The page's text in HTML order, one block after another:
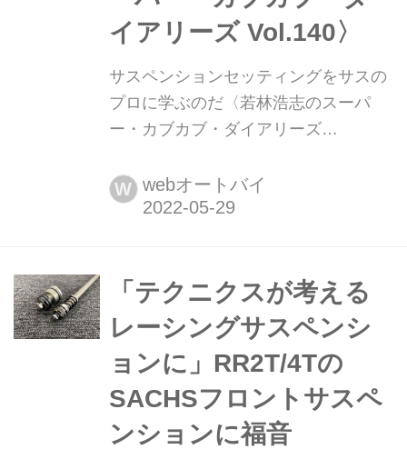
イアリーズ Vol.140〉
サスペンションセッティングをサスの
プロに学ぶのだ〈若林浩志のスーパ
ー・カブカブ・ダイアリーズ
ョンをより最適な状態にしたい。とい
うことで、サスペンションセッティン
名古屋市のサスペンションエッヂさん
から教わってきたよ。
W webオートバイ
「テクニクスが考える
レーシングサスペンシ
ョンに」RR2T/4Tの
SACHSフロントサスペ
ンションに福音